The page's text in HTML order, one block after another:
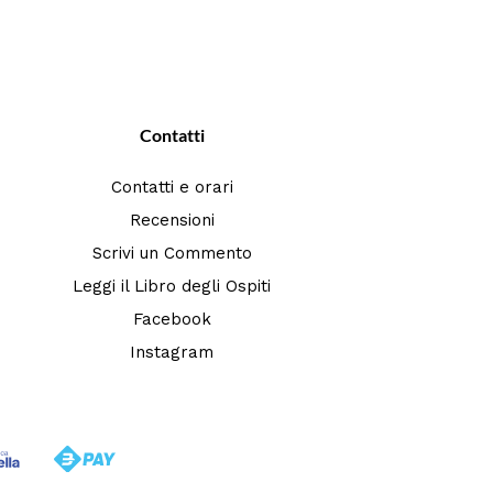
Contatti
Contatti e orari
Recensioni
Scrivi un Commento
Leggi il Libro degli Ospiti
Facebook
Instagram